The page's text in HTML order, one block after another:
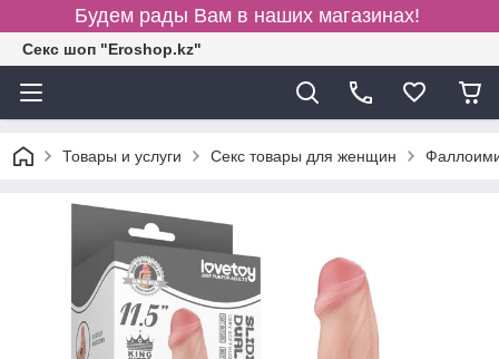
Будем рады Вам в наших магазинах!
Секс шоп "Eroshop.kz"
Товары и услуги Секс товары для женщин